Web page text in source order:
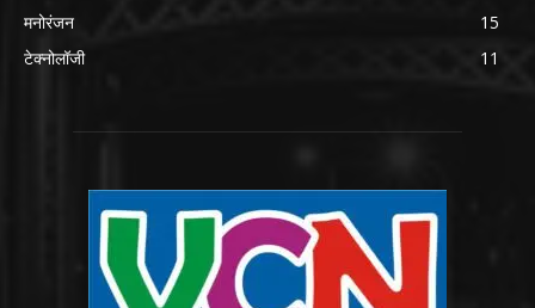
मनोरंजन
15
टेक्नोलॉजी
11